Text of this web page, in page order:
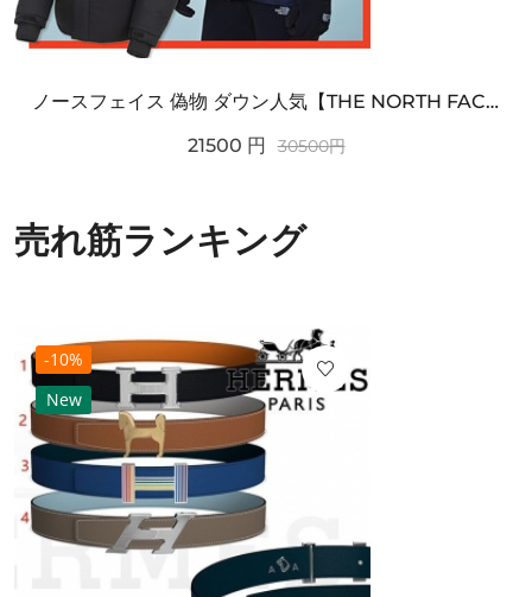
ノースフェイス 偽物 ダウン人気【THE NORTH FACE】M'S 7 SUMMIT HIM...
21500 円 30500円
売れ筋ランキング
-10%
New